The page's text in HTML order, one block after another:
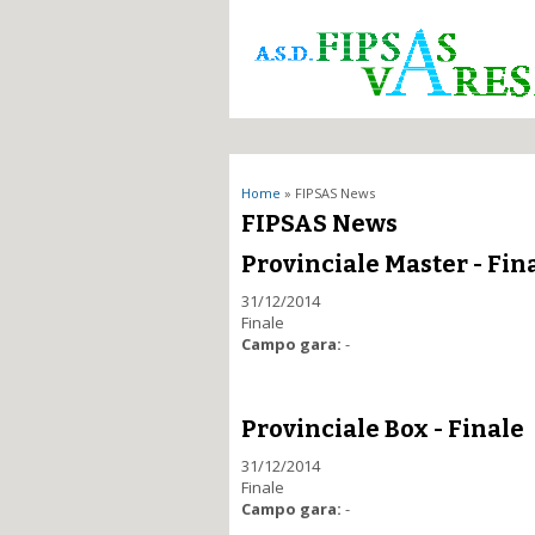
Tu sei qui
Home » FIPSAS News
FIPSAS News
Provinciale Master -
31/12/2014
Finale
Campo gara: -
Provinciale Box - Finale
31/12/2014
Finale
Campo gara: -